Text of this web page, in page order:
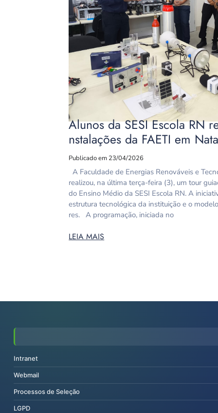
Alunos da SESI Escola RN
nstalações da FAETI em
Publicado em 23/04/2026
A Faculdade de Energias Renováveis e
realizou, na última terça-feira (3), um tour
do Ensino Médio da SESI Escola RN. A
estrutura tecnológica da instituição e o
res. A programação, iniciada no
LEIA MAIS
Intranet
Webmail
Processos de Seleção
LGPD